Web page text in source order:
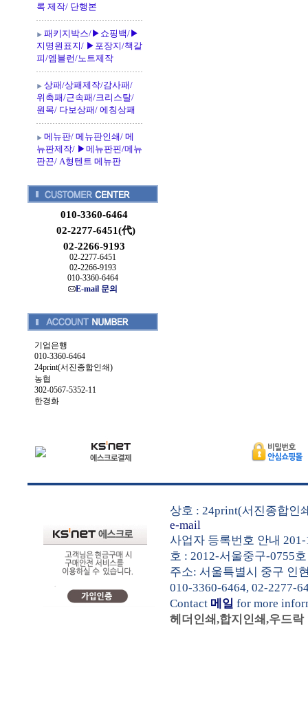
록 제작/ 단행본
패키지박스/▶쇼핑백/▶
지명원표지/ ▶포장지/책갈
피/엠블런/노트제작
상패/상패제작/감사패/
위촉패/근속패/크리스탈/
원목/ 다보상패/ 에칭상패
메뉴판/ 메뉴판인쇄/ 메
뉴판제작/ ▶메뉴판핀/메뉴
판끈/ A형텐트 메뉴판
010-3360-6464
02-2277-6451(代)
02-2266-9193
02-2277-6451
02-2266-9193
010-3360-6464
E-mail 문의
기업은행
010-3360-6464
24print(서진종합인쇄)
농협
302-0567-5352-11
한경화
상호 : 24print(서진종합인
e-mail
사업자 등록번호 안내
호 : 2012-서울중구-0755호
주소: 서울특별시 중구 인
010-3360-6464, 02-2277-
Contact 메일 for more
헤더인쇄,합지인쇄,우드락